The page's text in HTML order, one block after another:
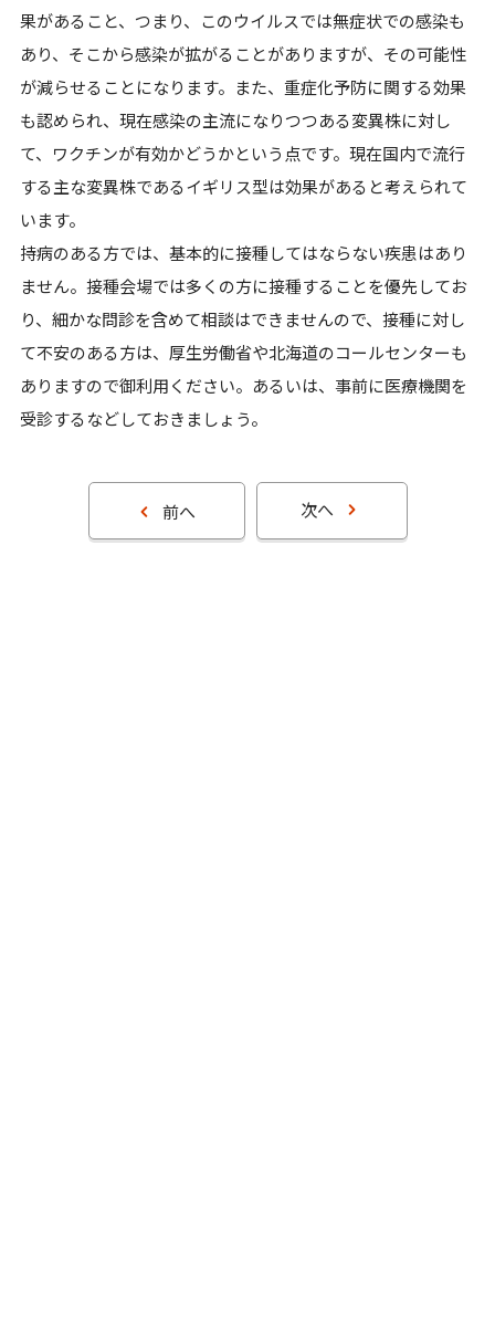
果があること、つまり、このウイルスでは無症状での感染も
あり、そこから感染が拡がることがありますが、その可能性
が減らせることになります。また、重症化予防に関する効果
も認められ、現在感染の主流になりつつある変異株に対し
て、ワクチンが有効かどうかという点です。現在国内で流行
する主な変異株であるイギリス型は効果があると考えられて
います。
持病のある方では、基本的に接種してはならない疾患はあり
ません。接種会場では多くの方に接種することを優先してお
り、細かな問診を含めて相談はできませんので、接種に対し
て不安のある方は、厚生労働省や北海道のコールセンターも
ありますので御利用ください。あるいは、事前に医療機関を
受診するなどしておきましょう。
前へ 次へ